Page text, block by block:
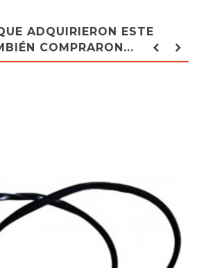
ADQUIRIERON ESTE
COMPRARON...